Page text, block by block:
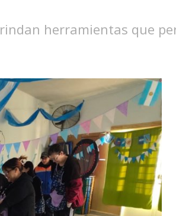
herramientas que